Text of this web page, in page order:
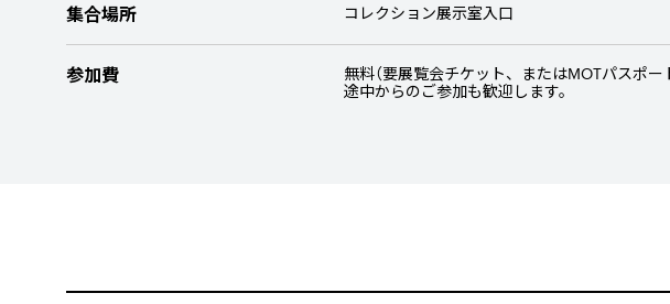
集合場所 コレクション展示室入口
参加費
無料（要展覧会チケット、またはMOTパスポー
途中からのご参加も歓迎します。